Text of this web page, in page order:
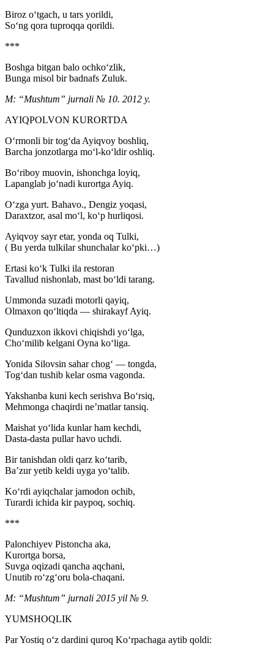
Biroz o‘tgach, u tars yorildi,
So‘ng qora tuproqqa qorildi.
***
Boshga bitgan balo ochko‘zlik,
Bunga misol bir badnafs Zuluk.
M: “Mushtum” jurnali № 10. 2012 y.
AYIQPOLVON KURORTDA
O‘rmonli bir tog‘da Ayiqvoy boshliq,
Barcha jonzotlarga mo‘l-ko‘ldir oshliq.
Bo‘riboy muovin, ishonchga loyiq,
Lapanglab jo‘nadi kurortga Ayiq.
O‘zga yurt. Bahavo., Dengiz yoqasi,
Daraxtzor, asal mo‘l, ko‘p hurliqosi.
Ayiqvoy sayr etar, yonda oq Tulki,
( Bu yerda tulkilar shunchalar ko‘pki…)
Ertasi ko‘k Tulki ila restoran
Tavallud nishonlab, mast bo‘ldi tarang.
Ummonda suzadi motorli qayiq,
Olmaxon qo‘ltiqda — shirakayf Ayiq.
Qunduzxon ikkovi chiqishdi yo‘lga,
Cho‘milib kelgani Oyna ko‘liga.
Yonida Silovsin sahar chog‘ — tongda,
Tog‘dan tushib kelar osma vagonda.
Yakshanba kuni kech serishva Bo‘rsiq,
Mehmonga chaqirdi ne’matlar tansiq.
Maishat yo‘lida kunlar ham kechdi,
Dasta-dasta pullar havo uchdi.
Bir tanishdan oldi qarz ko‘tarib,
Ba’zur yetib keldi uyga yo‘talib.
Ko‘rdi ayiqchalar jamodon ochib,
Turardi ichida kir paypoq, sochiq.
***
Palonchiyev Pistoncha aka,
Kurortga borsa,
Suvga oqizadi qancha aqchani,
Unutib ro‘zg‘oru bola-chaqani.
M: “Mushtum” jurnali 2015 yil № 9.
YUMSHOQLIK
Par Yostiq o‘z dardini quroq Ko‘rpachaga aytib qoldi: